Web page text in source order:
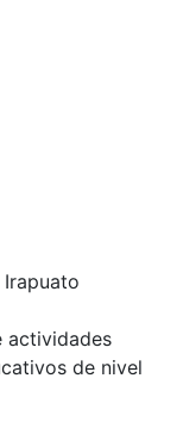
actividades
de nivel